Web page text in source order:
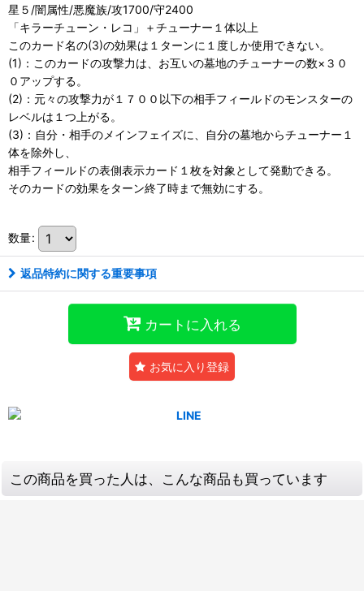
星５/闇属性/悪魔族/攻1700/守2400
「キラーチューン・レコ」＋チューナー１体以上
このカード名の(3)の効果は１ターンに１度しか使用できない。
(1)：このカードの攻撃力は、お互いの墓地のチューナーの数×３０
０アップする。
(2)：元々の攻撃力が１７００以下の相手フィールドのモンスターの
レベルは１つ上がる。
(3)：自分・相手のメインフェイズに、自分の墓地からチューナー１
体を除外し、
相手フィールドの表側表示カード１枚を対象として発動できる。
そのカードの効果をターン終了時まで無効にする。
数量:
返品特約に関する重要事項
カートに入れる
お気に入り登録
この商品を買った人は、こんな商品も買っています